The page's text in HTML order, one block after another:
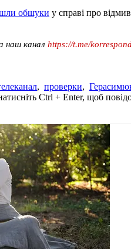
обшуки у справі про
наш канал https://t.me/
, проверки,
Ctrl + Enter, щоб